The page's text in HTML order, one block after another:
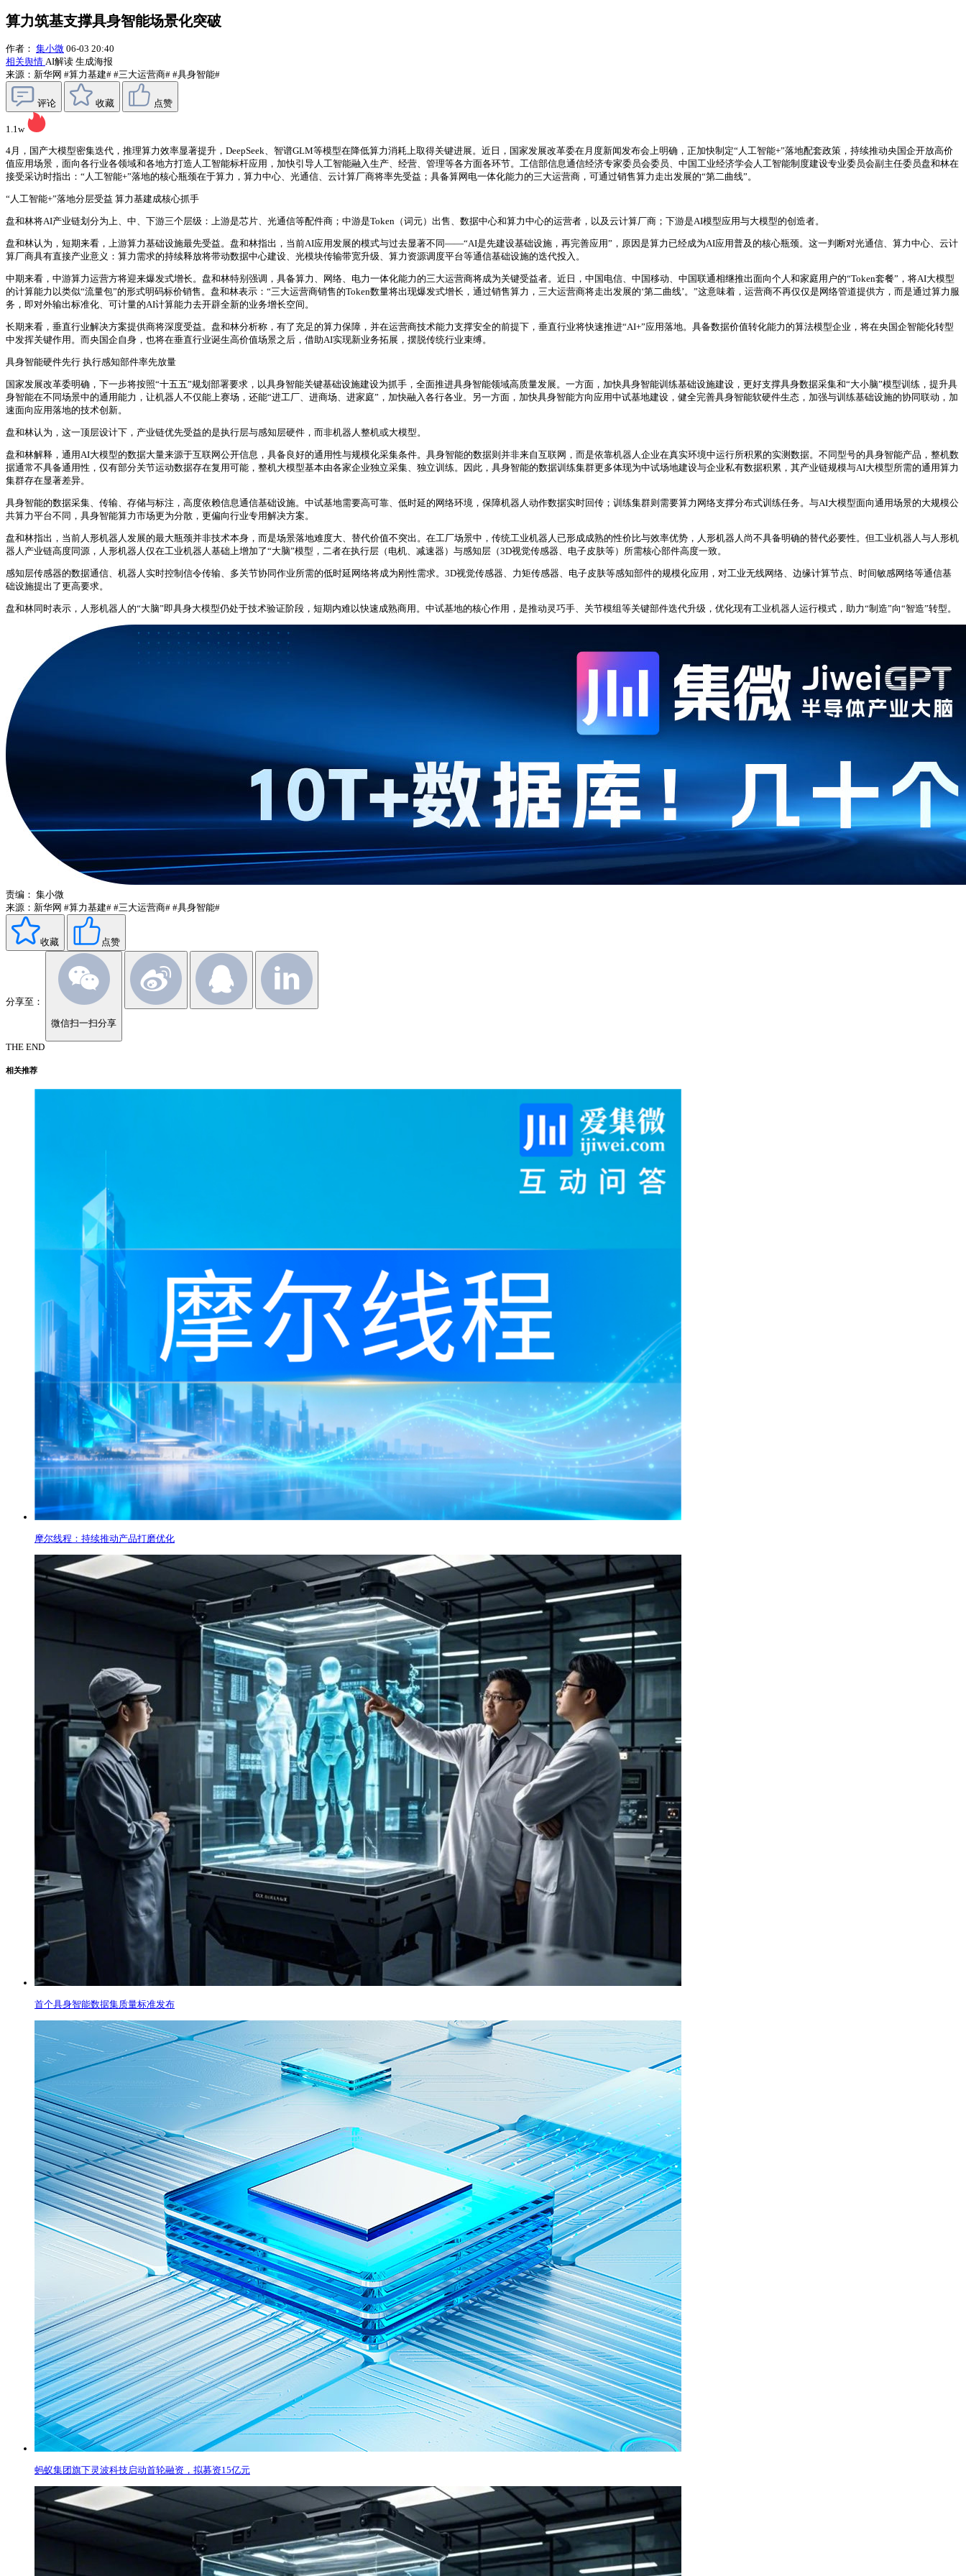
算力筑基支撑具身智能场景化突破
作者： 集小微 06-03 20:40
相关舆情 AI解读 生成海报
来源：新华网 #算力基建# #三大运营商# #具身智能#
评论 收藏 点赞
1.1w
4月，国产大模型密集迭代，推理算力效率显著提升，DeepSeek、智谱GLM等模型在降低算力消耗上取得关键进展。近日，国家发展改革委在月度新闻发布会上明确，正加快制定“人工智能+”落地配套政策，持续推动央国企开放高价
值应用场景，面向各行业各领域和各地方打造人工智能标杆应用，加快引导人工智能融入生产、经营、管理等各方面各环节。工信部信息通信经济专家委员会委员、中国工业经济学会人工智能制度建设专业委员会副主任委员盘和林在
接受采访时指出：“人工智能+”落地的核心瓶颈在于算力，算力中心、光通信、云计算厂商将率先受益；具备算网电一体化能力的三大运营商，可通过销售算力走出发展的“第二曲线”。
“人工智能+”落地分层受益 算力基建成核心抓手
盘和林将AI产业链划分为上、中、下游三个层级：上游是芯片、光通信等配件商；中游是Token（词元）出售、数据中心和算力中心的运营者，以及云计算厂商；下游是AI模型应用与大模型的创造者。
盘和林认为，短期来看，上游算力基础设施最先受益。盘和林指出，当前AI应用发展的模式与过去显著不同——“AI是先建设基础设施，再完善应用”，原因是算力已经成为AI应用普及的核心瓶颈。这一判断对光通信、算力中心、云计
算厂商具有直接产业意义：算力需求的持续释放将带动数据中心建设、光模块传输带宽升级、算力资源调度平台等通信基础设施的迭代投入。
中期来看，中游算力运营方将迎来爆发式增长。盘和林特别强调，具备算力、网络、电力一体化能力的三大运营商将成为关键受益者。近日，中国电信、中国移动、中国联通相继推出面向个人和家庭用户的“Token套餐”，将AI大模型
的计算能力以类似“流量包”的形式明码标价销售。盘和林表示：“三大运营商销售的Token数量将出现爆发式增长，通过销售算力，三大运营商将走出发展的‘第二曲线’。”这意味着，运营商不再仅仅是网络管道提供方，而是通过算力服
务，即对外输出标准化、可计量的AI计算能力去开辟全新的业务增长空间。
长期来看，垂直行业解决方案提供商将深度受益。盘和林分析称，有了充足的算力保障，并在运营商技术能力支撑安全的前提下，垂直行业将快速推进“AI+”应用落地。具备数据价值转化能力的算法模型企业，将在央国企智能化转型
中发挥关键作用。而央国企自身，也将在垂直行业诞生高价值场景之后，借助AI实现新业务拓展，摆脱传统行业束缚。
具身智能硬件先行 执行感知部件率先放量
国家发展改革委明确，下一步将按照“十五五”规划部署要求，以具身智能关键基础设施建设为抓手，全面推进具身智能领域高质量发展。一方面，加快具身智能训练基础设施建设，更好支撑具身数据采集和“大小脑”模型训练，提升具
身智能在不同场景中的通用能力，让机器人不仅能上赛场，还能“进工厂、进商场、进家庭”，加快融入各行各业。另一方面，加快具身智能方向应用中试基地建设，健全完善具身智能软硬件生态，加强与训练基础设施的协同联动，加
速面向应用落地的技术创新。
盘和林认为，这一顶层设计下，产业链优先受益的是执行层与感知层硬件，而非机器人整机或大模型。
盘和林解释，通用AI大模型的数据大量来源于互联网公开信息，具备良好的通用性与规模化采集条件。具身智能的数据则并非来自互联网，而是依靠机器人企业在真实环境中运行所积累的实测数据。不同型号的具身智能产品，整机数
据通常不具备通用性，仅有部分关节运动数据存在复用可能，整机大模型基本由各家企业独立采集、独立训练。因此，具身智能的数据训练集群更多体现为中试场地建设与企业私有数据积累，其产业链规模与AI大模型所需的通用算力
集群存在显著差异。
具身智能的数据采集、传输、存储与标注，高度依赖信息通信基础设施。中试基地需要高可靠、低时延的网络环境，保障机器人动作数据实时回传；训练集群则需要算力网络支撑分布式训练任务。与AI大模型面向通用场景的大规模公
共算力平台不同，具身智能算力市场更为分散，更偏向行业专用解决方案。
盘和林指出，当前人形机器人发展的最大瓶颈并非技术本身，而是场景落地难度大、替代价值不突出。在工厂场景中，传统工业机器人已形成成熟的性价比与效率优势，人形机器人尚不具备明确的替代必要性。但工业机器人与人形机
器人产业链高度同源，人形机器人仅在工业机器人基础上增加了“大脑”模型，二者在执行层（电机、减速器）与感知层（3D视觉传感器、电子皮肤等）所需核心部件高度一致。
感知层传感器的数据通信、机器人实时控制信令传输、多关节协同作业所需的低时延网络将成为刚性需求。3D视觉传感器、力矩传感器、电子皮肤等感知部件的规模化应用，对工业无线网络、边缘计算节点、时间敏感网络等通信基
础设施提出了更高要求。
盘和林同时表示，人形机器人的“大脑”即具身大模型仍处于技术验证阶段，短期内难以快速成熟商用。中试基地的核心作用，是推动灵巧手、关节模组等关键部件迭代升级，优化现有工业机器人运行模式，助力“制造”向“智造”转型。
责编： 集小微
来源：新华网 #算力基建# #三大运营商# #具身智能#
收藏 点赞
分享至：
微信扫一扫分享
THE END
相关推荐
摩尔线程：持续推动产品打磨优化
首个具身智能数据集质量标准发布
蚂蚁集团旗下灵波科技启动首轮融资，拟募资15亿元